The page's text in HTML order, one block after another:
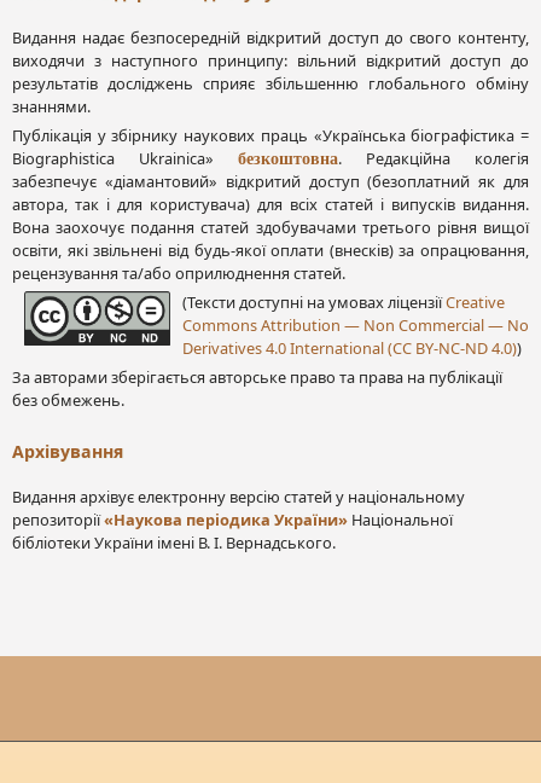
Видання надає безпосередній відкритий доступ до свого контенту,
виходячи з наступного принципу: вільний відкритий доступ до
результатів досліджень сприяє збільшенню глобального обміну
знаннями.
Публікація у збірнику наукових праць «Українська біографістика =
Biographistica Ukrainica» безкоштовна. Редакційна колегія
забезпечує «діамантовий» відкритий доступ (безоплатний як для
автора, так і для користувача) для всіх статей і випусків видання.
Вона заохочує подання статей здобувачами третього рівня вищої
освіти, які звільнені від будь-якої оплати (внесків) за опрацювання,
рецензування та/або оприлюднення статей.
(Тексти доступні на умовах ліцензіїCreative
Commons Attribution — Non Commercial — No
Derivatives 4.0 International (CC BY-NC-ND 4.0))
За авторами зберігається авторське право та права на публікації
без обмежень.
Архівування
Видання архівує електронну версію статей у національному
репозиторії«Наукова періодика України» Національної
бібліотеки України імені В. І. Вернадського.